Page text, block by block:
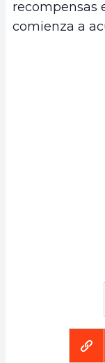
recompensas
comienza a